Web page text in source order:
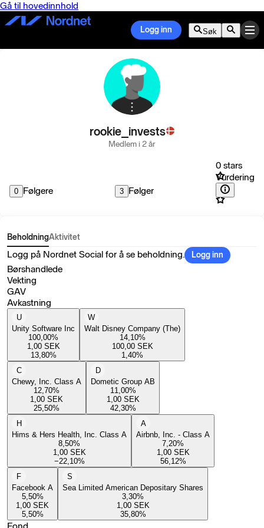
Gå til hovedinnhold
Logg inn Søk
rookie_invests
Medlem i 2 år
0 Følgere 3 Følger
0 stars
Vurdering
BeholdningAktivitet
Logg på Nordnet Social for å se beholdning. Logg inn
Børshandlede
Vekting
GAV
Avkastning
U
Unity Software Inc
100,00%
1,00 SEK
13,80%
W
Walt Disney Company (The)
14,10%
100,00 SEK
1,40%
C
Chewy, Inc. Class A
12,70%
1,00 SEK
25,50%
D
Dometic Group AB
11,00%
1,00 SEK
42,30%
H
Hims & Hers Health, Inc. Class A
8,50%
1,00 SEK
−22,10%
A
Airbnb, Inc. - Class A
7,20%
1,00 SEK
56,12%
F
Facebook A
5,50%
1,00 SEK
5,50%
S
Sea Limited American Depositary Shares
3,30%
1,00 SEK
35,80%